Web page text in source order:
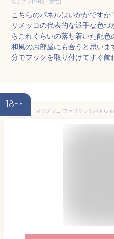
こちらのパネルはいかかです
リメッコの代表的な派手な色
らこれくらいの落ち着いた配色
和風のお部屋にも合うと思い
分でフックを取り付けてすぐ飾
18th